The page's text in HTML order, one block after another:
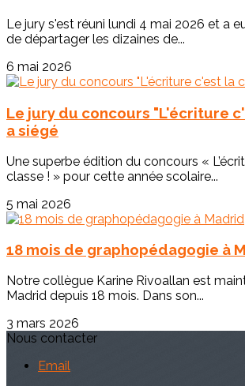
Le jury s'est réuni lundi 4 mai 2026 et a
de départager les dizaines de...
6 mai 2026
Le jury du concours "L'écriture
a siégé
Une superbe édition du concours «
classe ! » pour cette année scolaire...
5 mai 2026
18 mois de graphopédagogie à
Notre collègue Karine Rivoallan est
Madrid depuis 18 mois. Dans son...
3 mars 2026
Nous contacter
Email